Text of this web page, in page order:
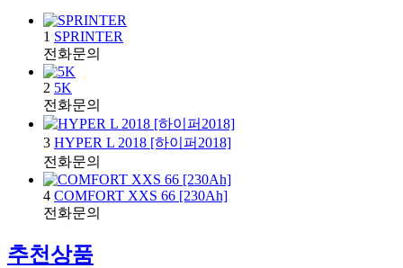
1 SPRINTER
전화문의
2 5K
전화문의
3 HYPER L 2018 [하이퍼2018]
전화문의
4 COMFORT XXS 66 [230Ah]
전화문의
추천상품